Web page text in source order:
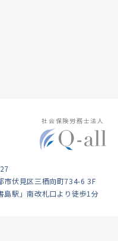
社会保険労務士法人
市伏見区三栖向町734-6 3F
島駅」南改札口より徒歩1分